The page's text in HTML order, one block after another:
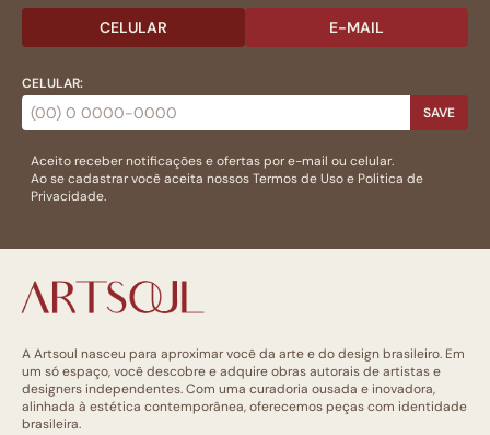
CELULAR E-MAIL
CELULAR:
SAVE
Aceito receber notificações e ofertas por e-mail ou celular.
Ao se cadastrar você aceita nossosTermos de Usoe Politica de
Privacidade.
A Artsoul nasceu para aproximar você da arte e do design brasileiro. Em
um só espaço, você descobre e adquire obras autorais de artistas e
designers independentes. Com uma curadoria ousada e inovadora,
alinhada à estética contemporânea, oferecemos peças com identidade
brasileira.